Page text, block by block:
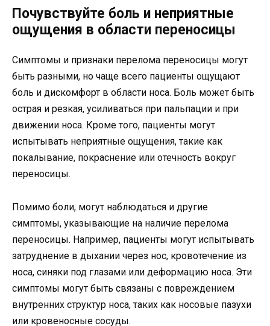
Почувствуйте боль и неприятные
ощущения в области переносицы
Симптомы и признаки перелома переносицы могут
быть разными, но чаще всего пациенты ощущают
боль и дискомфорт в области носа. Боль может быть
острая и резкая, усиливаться при пальпации и при
движении носа. Кроме того, пациенты могут
испытывать неприятные ощущения, такие как
покалывание, покраснение или отечность вокруг
переносицы.
Помимо боли, могут наблюдаться и другие
симптомы, указывающие на наличие перелома
переносицы. Например, пациенты могут испытывать
затруднение в дыхании через нос, кровотечение из
носа, синяки под глазами или деформацию носа. Эти
симптомы могут быть связаны с повреждением
внутренних структур носа, таких как носовые пазухи
или кровеносные сосуды.